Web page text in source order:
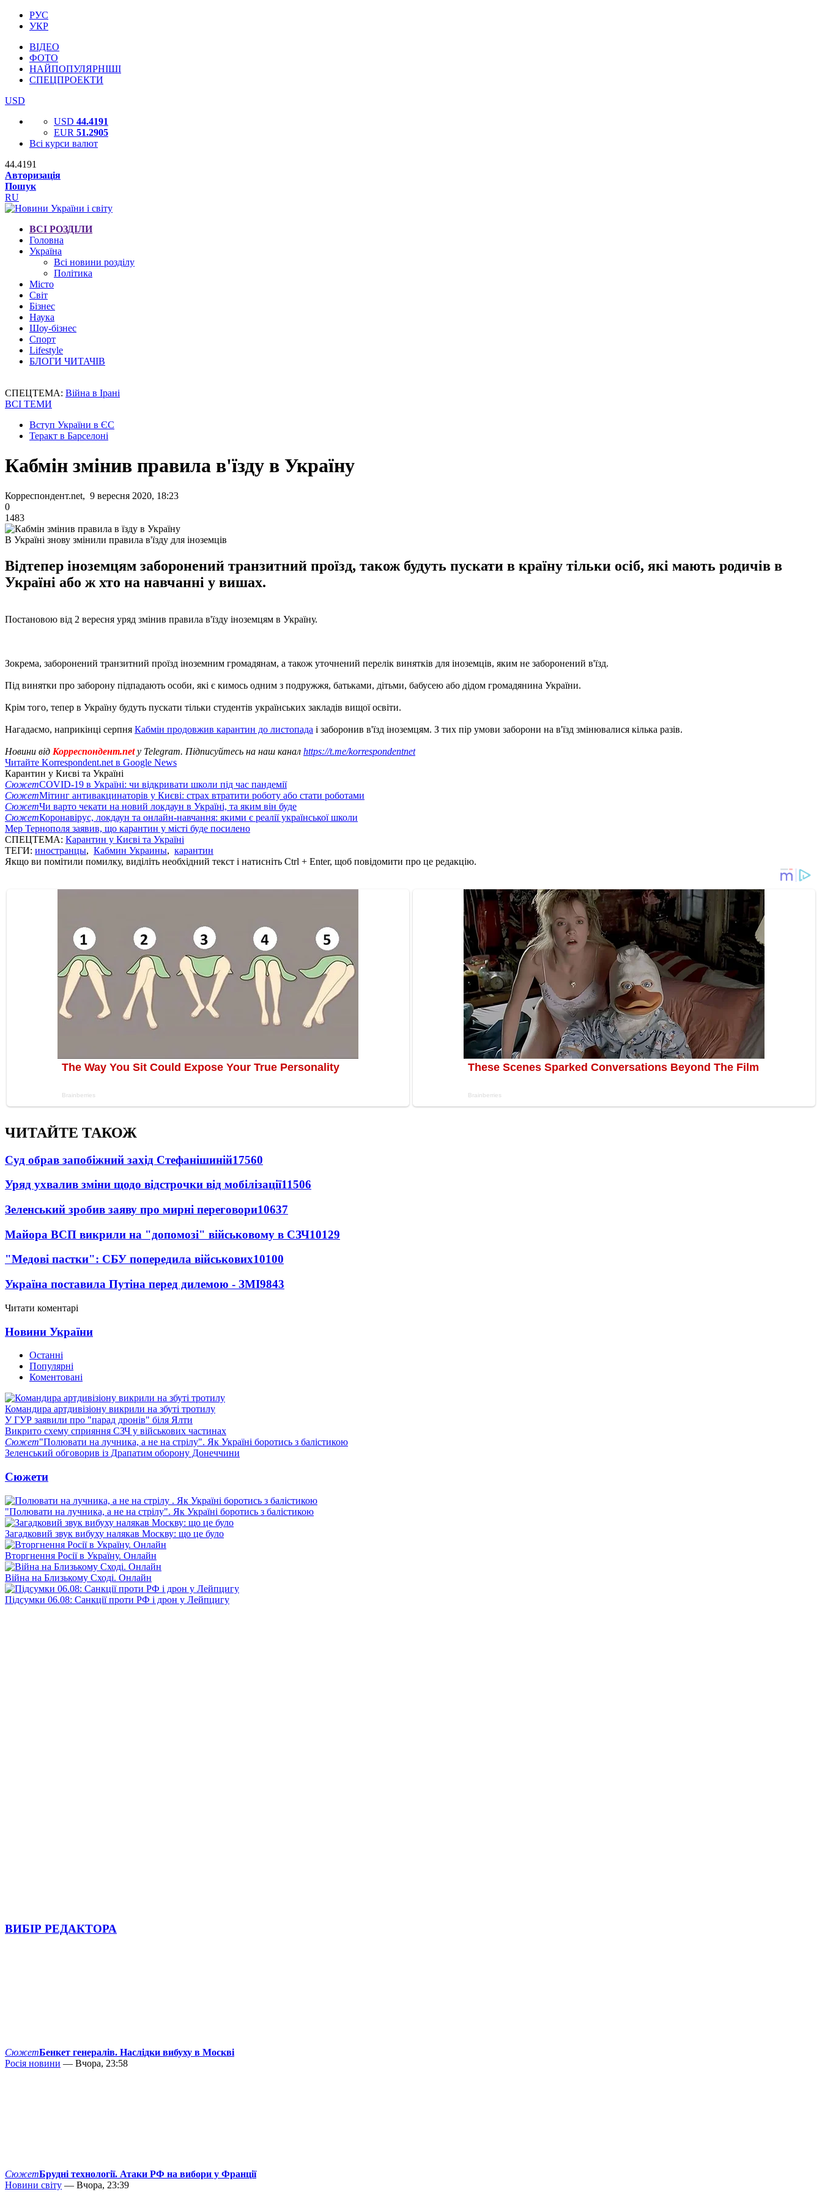
РУС
УКР
ВІДЕО
ФОТО
НАЙПОПУЛЯРНІШІ
СПЕЦПРОЕКТИ
USD
USD 44.4191
EUR 51.2905
Всі курси валют
44.4191
Авторизація
Пошук
RU
ВСІ РОЗДІЛИ
Головна
Україна
Всі новини розділу
Політика
Місто
Світ
Бізнес
Наука
Шоу-бізнес
Спорт
Lifestyle
БЛОГИ ЧИТАЧІВ
СПЕЦТЕМА: Війна в Ірані
ВСІ ТЕМИ
Вступ України в ЄС
Теракт в Барселоні
Кабмін змінив правила в'їзду в Україну
Корреспондент.net, 9 вересня 2020, 18:23
0
1483
В Україні знову змінили правила в'їзду для іноземців
Відтепер іноземцям заборонений транзитний проїзд, також будуть пускати в країну тільки осіб, які мають родичів в
Україні або ж хто на навчанні у вишах.
Постановою від 2 вересня уряд змінив правила в'їзду іноземцям в Україну.
Зокрема, заборонений транзитний проїзд іноземним громадянам, а також уточнений перелік винятків для іноземців, яким не заборонений в'їзд.
Під винятки про заборону підпадають особи, які є кимось одним з подружжя, батьками, дітьми, бабусею або дідом громадянина України.
Крім того, тепер в Україну будуть пускати тільки студентів українських закладів вищої освіти.
Нагадаємо, наприкінці серпня Кабмін продовжив карантин до листопада і заборонив в'їзд іноземцям. З тих пір умови заборони на в'їзд змінювалися кілька разів.
Новини від Корреспондент.netу Telegram. Підписуйтесь на наш канал https://t.me/korrespondentnet
Читайте Korrespondent.net в Google News
Карантин у Києві та Україні
СюжетCOVID-19 в Україні: чи відкривати школи під час пандемії
СюжетМітинг антивакцинаторів у Києві: страх втратити роботу або стати роботами
СюжетЧи варто чекати на новий локдаун в Україні, та яким він буде
СюжетКоронавірус, локдаун та онлайн-навчання: якими є реалії української школи
Мер Тернополя заявив, що карантин у місті буде посилено
СПЕЦТЕМА: Карантин у Києві та Україні
ТЕГИ: иностранцы, Кабмин Украины, карантин
Якщо ви помітили помилку, виділіть необхідний текст і натисніть Ctrl + Enter, щоб повідомити про це редакцію.
ЧИТАЙТЕ ТАКОЖ
Суд обрав запобіжний захід Стефанішиній17560
Уряд ухвалив зміни щодо відстрочки від мобілізації11506
Зеленський зробив заяву про мирні переговори10637
Майора ВСП викрили на "допомозі" військовому в СЗЧ10129
"Медові пастки": СБУ попередила військових10100
Україна поставила Путіна перед дилемою - ЗМІ9843
Читати коментарі
Новини України
Останні
Популярні
Коментовані
Командира артдивізіону викрили на збуті тротилу
У ГУР заявили про "парад дронів" біля Ялти
Викрито схему сприяння СЗЧ у військових частинах
Сюжет"Полювати на лучника, а не на стрілу". Як Україні боротись з балістикою
Зеленський обговорив із Драпатим оборону Донеччини
Сюжети
"Полювати на лучника, а не на стрілу". Як Україні боротись з балістикою
Загадковий звук вибуху налякав Москву: що це було
Вторгнення Росії в Україну. Онлайн
Війна на Близькому Сході. Онлайн
Підсумки 06.08: Санкції проти РФ і дрон у Лейпцигу
ВИБІР РЕДАКТОРА
СюжетБенкет генералів. Наслідки вибуху в Москві
Росія новини — Вчора, 23:58
СюжетБрудні технології. Атаки РФ на вибори у Франції
Новини світу — Вчора, 23:39